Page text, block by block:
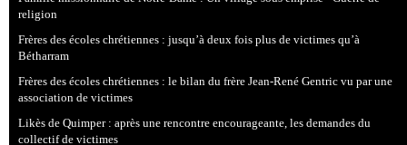
religion
Frères des écoles chrétiennes : jusqu’à deux fois plus de victimes qu’à
Bétharram
Frères des écoles chrétiennes : le bilan du frère Jean-René Gentric vu par une
association de victimes
Likès de Quimper : après une rencontre encourageante, les demandes du
collectif de victimes